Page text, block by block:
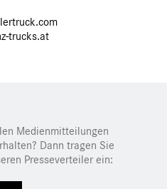
trucks.at
Medienmitteilungen
Dann tragen Sie
Presseverteiler ein: